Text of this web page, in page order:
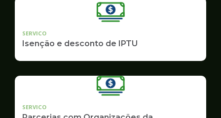
SERVICO
Isenção e desconto de IPTU
SERVICO